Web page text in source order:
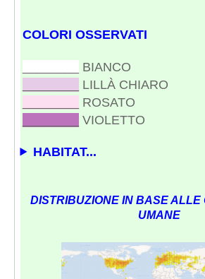
COLORI OSSERVATI
BIANCO
LILLÀ CHIARO
ROSATO
VIOLETTO
HABITAT...
DISTRIBUZIONE IN BASE ALLE
UMANE